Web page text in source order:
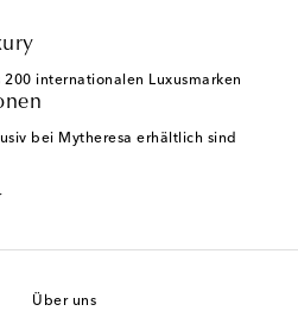
internationalen Luxusmarken
bei Mytheresa erhältlich sind
Über uns